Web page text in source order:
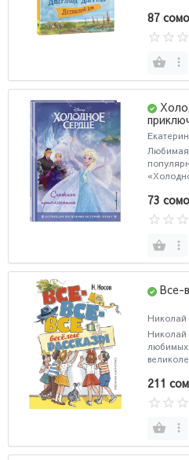
87
Любимая
73
Все-
Николай
Николай
любимых
211